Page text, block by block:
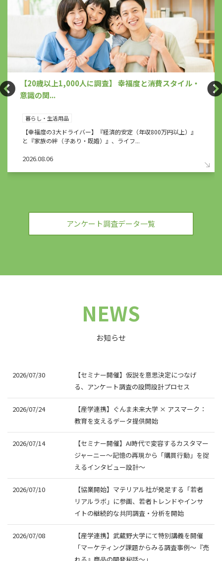
【20歳以上1,000人に調査】 幸福度と消費スタイル・
意識の関...
暮らし・生活用品
【幸福度の3大ドライバー】『経済的安定（年収800万円以上）』
と『家族の絆（子あり・既婚）』、ライフ...
2026.08.06
アンケート調査データ一覧
NEWS
お知らせ
2026/07/30
【セミナー開催】仮説を意思決定につなげ
る、アンケート調査の設問設計プロセス
2026/07/24
【産学連携】ぐんま未来大学 × アスマーク：
教育を支えるデータ提供開始
2026/07/14
【セミナー開催】AI時代で変容するカスタマー
ジャーニー～記憶の再現から「購買行動」を捉
えるインタビュー設計～
2026/07/10
【協業開始】マテリアル社が発足する「若者
リアルラボ」に参画、若者トレンドやインサ
イトの継続的な共同調査・分析を開始
2026/07/08
【産学連携】武蔵野大学にて特別講義を開催
「マーケティング課題からみる調査事例～『売
れる』商品の開発秘話～」